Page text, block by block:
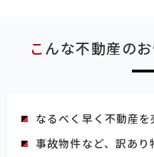
こんな不動産の
なるべく早く不動産
事故物件など、訳あ